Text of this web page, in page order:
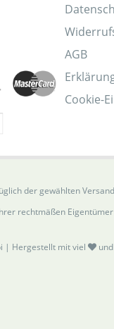
AGB
Cookie-
der gewählten
rechtmäßen
| Hergestellt mit viel und